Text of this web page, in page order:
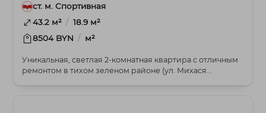
ст. м. Спортивная
43.2 м² / 18.9 м²
8504 BYN / м²
Уникальная, светлая 2-комнатная квартира с отличным
ремонтом в тихом зеленом районе (ул. Михася...